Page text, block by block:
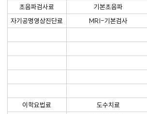
초음파검사료
기본초음파
자기공명영상진단료
MRI-기본검사
이학요법료
도수치료